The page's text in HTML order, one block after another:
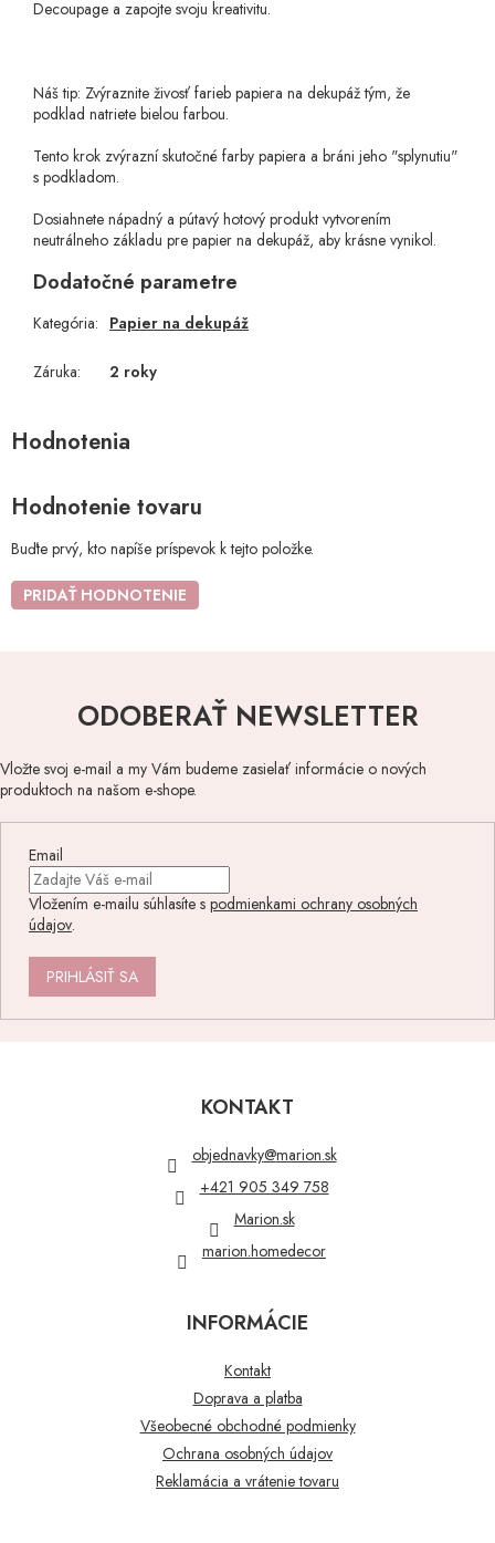
Decoupage a zapojte svoju kreativitu.
Náš tip: Zvýraznite živosť farieb papiera na dekupáž tým, že
podklad natriete bielou farbou.
Tento krok zvýrazní skutočné farby papiera a bráni jeho "splynutiu"
s podkladom.
Dosiahnete nápadný a pútavý hotový produkt vytvorením
neutrálneho základu pre papier na dekupáž, aby krásne vynikol.
Dodatočné parametre
Kategória: Papier na dekupáž
Záruka: 2 roky
Hodnotenie tovaru
Buďte prvý, kto napíše príspevok k tejto položke.
PRIDAŤ HODNOTENIE
ODOBERAŤ NEWSLETTER
Vložte svoj e-mail a my Vám budeme zasielať informácie o nových
produktoch na našom e-shope.
Email
Vložením e-mailu súhlasíte s podmienkami ochrany osobných
údajov.
PRIHLÁSIŤ SA
KONTAKT
objednavky@marion.sk
+421 905 349 758
Marion.sk
marion.homedecor
INFORMÁCIE
Kontakt
Doprava a platba
Všeobecné obchodné podmienky
Ochrana osobných údajov
Reklamácia a vrátenie tovaru